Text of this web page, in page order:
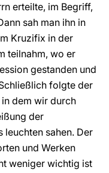
erteilte, im Begriff,
sah man ihn in
Kruzifix in der
teilnahm, wo er
gestanden und
folgte der
in dem wir durch
der
leuchten sahen. Der
und Werken
weniger wichtig ist